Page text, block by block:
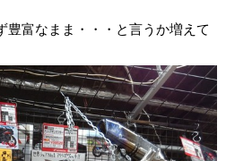
豊富なまま・・・と言うか増えて